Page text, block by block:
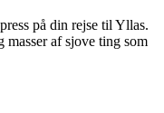
på din rejse til Yllas.
masser af sjove ting som